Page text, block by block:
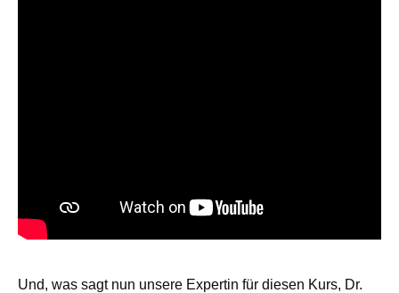
Und, was sagt nun unsere Expertin für diesen Kurs, Dr.